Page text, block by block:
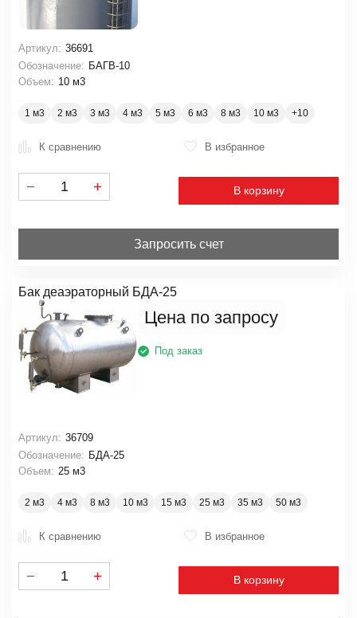
Артикул: 36691
Обозначение: БАГВ-10
Объем: 10 м3
1 м3 2 м3 3 м3 4 м3 5 м3 6 м3 8 м3 10 м3
К сравнению В избранное
В корзину
Запросить счет
Бак деаэраторный БДА-25
Цена по запросу
Под заказ
Артикул: 36709
Обозначение: БДА-25
Объем: 25 м3
2 м3 4 м3 8 м3 10 м3 15 м3 25 м3 35 м3 50 м3
К сравнению В избранное
В корзину